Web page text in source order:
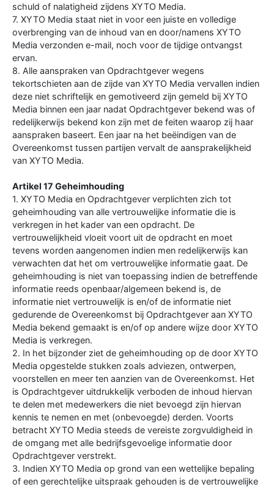
schuld of nalatigheid zijdens XYTO Media.
7. XYTO Media staat niet in voor een juiste en volledige
overbrenging van de inhoud van en door/namens XYTO
Media verzonden e-mail, noch voor de tijdige ontvangst
ervan.
8. Alle aanspraken van Opdrachtgever wegens
tekortschieten aan de zijde van XYTO Media vervallen indien
deze niet schriftelijk en gemotiveerd zijn gemeld bij XYTO
Media binnen een jaar nadat Opdrachtgever bekend was of
redelijkerwijs bekend kon zijn met de feiten waarop zij haar
aanspraken baseert. Een jaar na het beëindigen van de
Overeenkomst tussen partijen vervalt de aansprakelijkheid
van XYTO Media.
Artikel 17 Geheimhouding
1. XYTO Media en Opdrachtgever verplichten zich tot
geheimhouding van alle vertrouwelijke informatie die is
verkregen in het kader van een opdracht. De
vertrouwelijkheid vloeit voort uit de opdracht en moet
tevens worden aangenomen indien men redelijkerwijs kan
verwachten dat het om vertrouwelijke informatie gaat. De
geheimhouding is niet van toepassing indien de betreffende
informatie reeds openbaar/algemeen bekend is, de
informatie niet vertrouwelijk is en/of de informatie niet
gedurende de Overeenkomst bij Opdrachtgever aan XYTO
Media bekend gemaakt is en/of op andere wijze door XYTO
Media is verkregen.
2. In het bijzonder ziet de geheimhouding op de door XYTO
Media opgestelde stukken zoals adviezen, ontwerpen,
voorstellen en meer ten aanzien van de Overeenkomst. Het
is Opdrachtgever uitdrukkelijk verboden de inhoud hiervan
te delen met medewerkers die niet bevoegd zijn hiervan
kennis te nemen en met (onbevoegde) derden. Voorts
betracht XYTO Media steeds de vereiste zorgvuldigheid in
de omgang met alle bedrijfsgevoelige informatie door
Opdrachtgever verstrekt.
3. Indien XYTO Media op grond van een wettelijke bepaling
of een gerechtelijke uitspraak gehouden is de vertrouwelijke